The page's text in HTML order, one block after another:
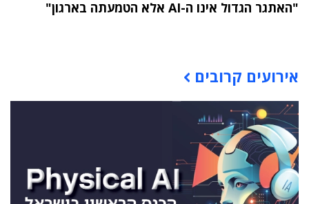
"האתגר הגדול אינו ה-AI אלא הטמעתה בארגון"
אירועים קרובים